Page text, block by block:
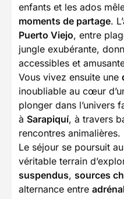
enfants et les ados
moments de partage.
Puerto Viejo, entre
jungle exubérante,
accessibles et
Vous vivez ensuite une
inoubliable au cœur
plonger dans l’univers
à Sarapiquí, à travers
rencontres animalières.
Le séjour se poursuit
véritable terrain
suspendus, sources
alternance entre